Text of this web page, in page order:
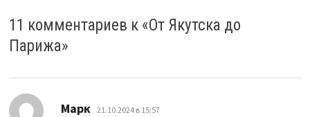
11 комментариев к «От Якутска до
Парижа»
Марк 21.10.2024 в 15:57